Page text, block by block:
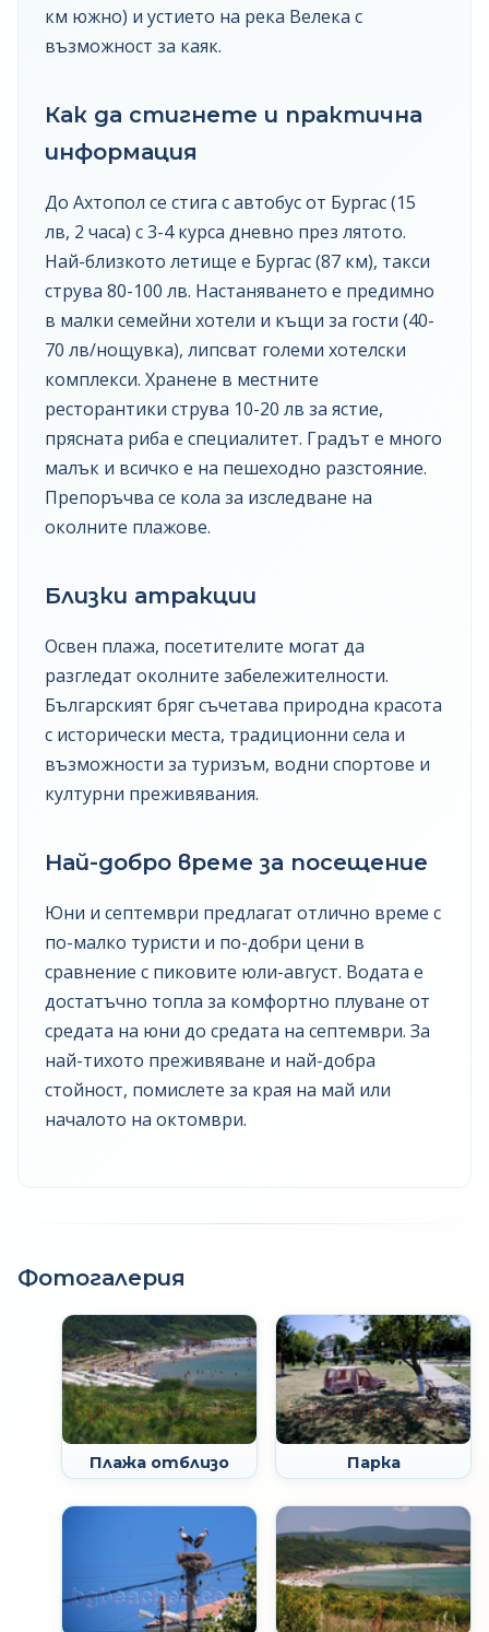
км южно) и устието на река Велека с
възможност за каяк.
Как да стигнете и практична
информация
До Ахтопол се стига с автобус от Бургас (15
лв, 2 часа) с 3-4 курса дневно през лятото.
Най-близкото летище е Бургас (87 км), такси
струва 80-100 лв. Настаняването е предимно
в малки семейни хотели и къщи за гости (40-
70 лв/нощувка), липсват големи хотелски
комплекси. Хранене в местните
ресторантики струва 10-20 лв за ястие,
прясната риба е специалитет. Градът е много
малък и всичко е на пешеходно разстояние.
Препоръчва се кола за изследване на
околните плажове.
Близки атракции
Освен плажа, посетителите могат да
разгледат околните забележителности.
Българският бряг съчетава природна красота
с исторически места, традиционни села и
възможности за туризъм, водни спортове и
културни преживявания.
Най-добро време за посещение
Юни и септември предлагат отлично време с
по-малко туристи и по-добри цени в
сравнение с пиковите юли-август. Водата е
достатъчно топла за комфортно плуване от
средата на юни до средата на септември. За
най-тихото преживяване и най-добра
стойност, помислете за края на май или
началото на октомври.
Фотогалерия
Плажа отблизо Парка